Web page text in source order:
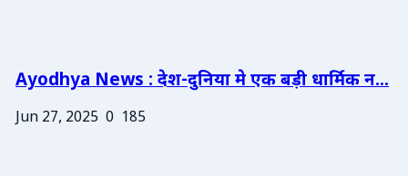
Ayodhya News : देश-दुनिया मे एक बड़ी धार्मिक न...
Jun 27, 2025 0 185